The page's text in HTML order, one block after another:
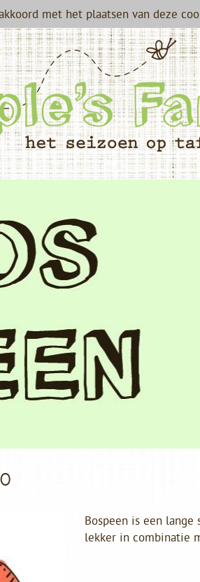
met het plaatsen van deze
Bospeen is een
lekker in combinatie